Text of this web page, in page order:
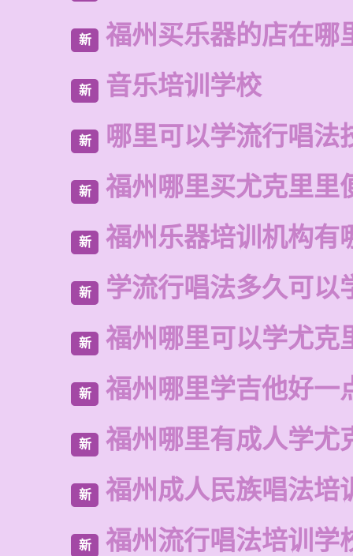
新 福州买乐器的店在哪
新 音乐培训学校
新 哪里可以学流行唱法
新 福州哪里买尤克里里
新 福州乐器培训机构有
新 学流行唱法多久可以
新 福州哪里可以学尤克
新 福州哪里学吉他好一
新 福州哪里有成人学尤
新 福州成人民族唱法培
新 福州流行唱法培训学